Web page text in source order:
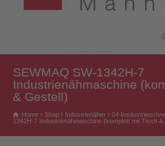
SEWMAQ SW-1342H-7
Industrienähmaschine
& Gestell)
Home Shop Industrienäher 04
1342H-7 Industrienähmaschine (komplett mit Tisch &